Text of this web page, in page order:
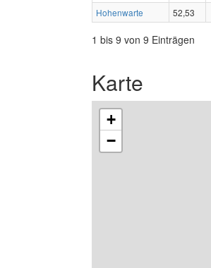
Hohenwarte
52,53
1 bis 9 von 9 Einträgen
Karte
+
−